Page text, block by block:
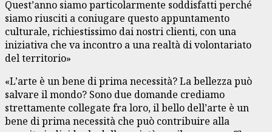
Quest’anno siamo particolarmente soddisfatti perché
siamo riusciti a coniugare questo appuntamento
culturale, richiestissimo dai nostri clienti, con una
iniziativa che va incontro a una realtà di volontariato
del territorio»
«L’arte è un bene di prima necessità? La bellezza può
salvare il mondo? Sono due domande crediamo
strettamente collegate fra loro, il bello dell’arte è un
bene di prima necessità che può contribuire alla